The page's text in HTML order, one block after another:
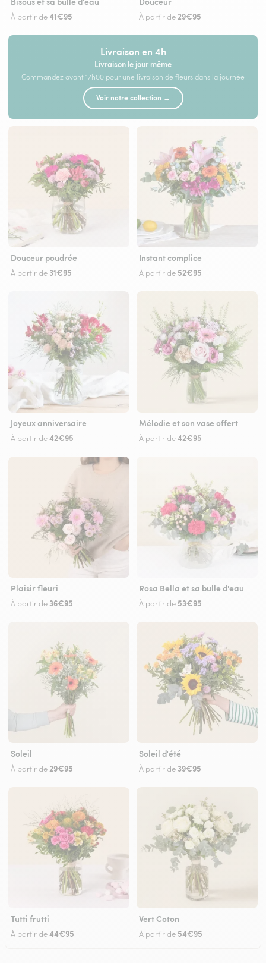
À partir de41€95 À partir de29€95
Livraison en 4h
Livraison le jour même
Commandez avant 17h00 pour une livraison de fleurs dans la journée
Voir notre collection →
Douceur poudrée
À partir de 31€95
Instant complice
À partir de 52€95
Joyeux anniversaire
À partir de42€95
Mélodie et son vase offert
À partir de42€95
Plaisir fleuri
À partir de 36€95
Rosa Bella et sa bulle d'eau
À partir de 53€95
Soleil
À partir de 29€95
Soleil d'été
À partir de 39€95
Tutti frutti
À partir de44€95
Vert Coton
À partir de 54€95